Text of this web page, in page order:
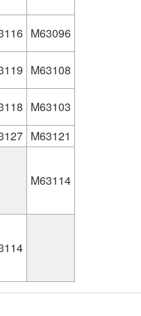
M63096
M63108
M63103
M63121
M63114